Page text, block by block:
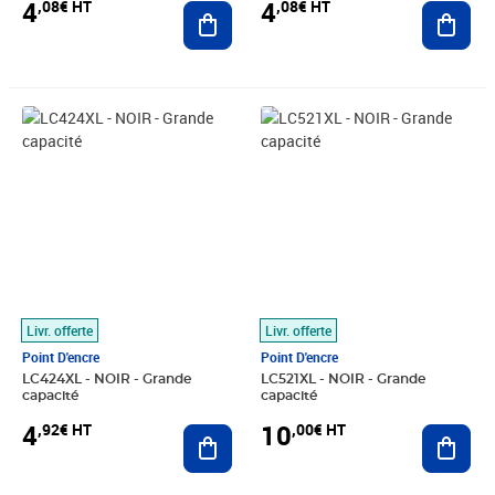
4,08€ HT Ajouter au panier
4,08€ HT
Livr. offerte
Point D'encre
LC424XL - NOIR - Grande
capacité
4,92€ HT
Prix 4,92€ HT
Ajouter au panier
Livr. offerte
Point D'encre
LC521XL - NOIR - Grande
capacité
10,00€ HT
Prix 10,00€ HT